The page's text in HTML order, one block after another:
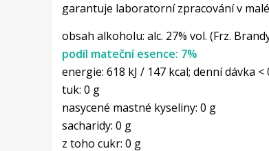
garantuje laboratorní zpracování v
obsah alkoholu: alc. 27% vol. (Frz. Brandy
podíl mateční esence: 7%
energie: 618 kJ / 147 kcal; denní dávka <
tuk: 0 g
nasycené mastné kyseliny: 0 g
sacharidy: 0 g
z toho cukr: 0 g